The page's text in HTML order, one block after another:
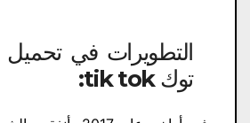
التطويرات في تحميل
توك tik tok: